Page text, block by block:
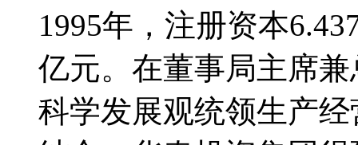
1995年，注册资本
亿元。在董事局主席
科学发展观统领生产